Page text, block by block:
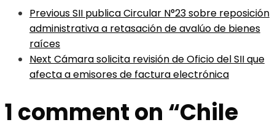
PreviousSII publica Circular N°23 sobre reposición
administrativa a retasación de avalúo de bienes
raíces
Next Cámara solicita revisión de Oficio del SII que
afecta a emisores de factura electrónica
1 comment on “Chile